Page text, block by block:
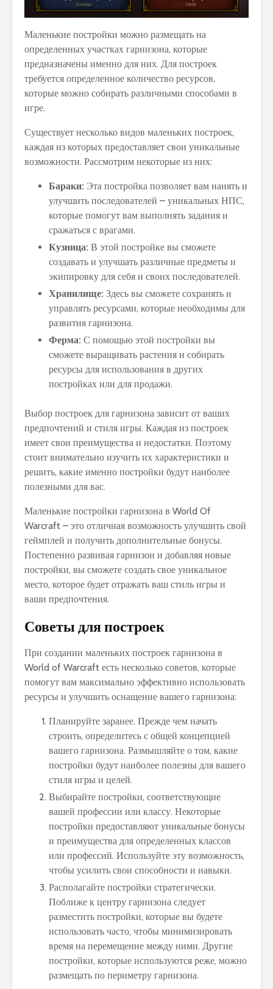
Маленькие постройки можно размещать на
определенных участках гарнизона, которые
предназначены именно для них. Для построек
требуется определенное количество ресурсов,
которые можно собирать различными способами в
игре.
Существует несколько видов маленьких построек,
каждая из которых предоставляет свои уникальные
возможности. Рассмотрим некоторые из них:
Бараки: Эта постройка позволяет вам нанять и
улучшить последователей – уникальных НПС,
которые помогут вам выполнять задания и
сражаться с врагами.
Кузница: В этой постройке вы сможете
создавать и улучшать различные предметы и
экипировку для себя и своих последователей.
Хранилище: Здесь вы сможете сохранять и
управлять ресурсами, которые необходимы для
развития гарнизона.
Ферма: С помощью этой постройки вы
сможете выращивать растения и собирать
ресурсы для использования в других
постройках или для продажи.
Выбор построек для гарнизона зависит от ваших
предпочтений и стиля игры. Каждая из построек
имеет свои преимущества и недостатки. Поэтому
стоит внимательно изучить их характеристики и
решить, какие именно постройки будут наиболее
полезными для вас.
Маленькие постройки гарнизона в World Of
Warcraft – это отличная возможность улучшить свой
геймплей и получить дополнительные бонусы.
Постепенно развивая гарнизон и добавляя новые
постройки, вы сможете создать свое уникальное
место, которое будет отражать ваш стиль игры и
ваши предпочтения.
Советы для построек
При создании маленьких построек гарнизона в
World of Warcraft есть несколько советов, которые
помогут вам максимально эффективно использовать
ресурсы и улучшить оснащение вашего гарнизона:
Планируйте заранее. Прежде чем начать
строить, определитесь с общей концепцией
вашего гарнизона. Размышляйте о том, какие
постройки будут наиболее полезны для вашего
стиля игры и целей.
Выбирайте постройки, соответствующие
вашей профессии или классу. Некоторые
постройки предоставляют уникальные бонусы
и преимущества для определенных классов
или профессий. Используйте эту возможность,
чтобы усилить свои способности и навыки.
Располагайте постройки стратегически.
Поближе к центру гарнизона следует
разместить постройки, которые вы будете
использовать часто, чтобы минимизировать
время на перемещение между ними. Другие
постройки, которые используются реже, можно
размещать по периметру гарнизона.